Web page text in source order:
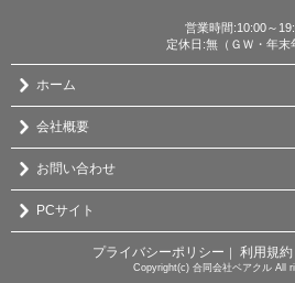
営業時間:10:00～
定休日:無（ＧＷ・年末
ホーム
会社概要
お問い合わせ
PCサイト
プライバシーポリシー ｜ 利用規約
Copyright(c) 合同会社ベアクル All